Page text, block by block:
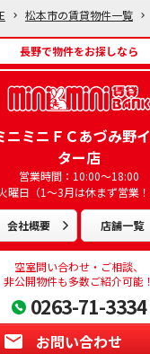
松本市の賃貸物件一覧
長野で物件をお探しなら
ニミニＦＣあづみ野
ター店
営業時間：10:00～18:00
曜日（1～3月は休まず営業！
会社概要 店舗一覧
空室問い合わせ・ご相談、
非公開物件も多数ご紹介可能！
0263-71-3334
お問い合わせ